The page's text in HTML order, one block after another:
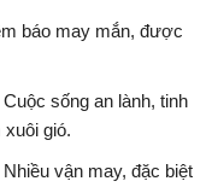
báo may mắn, được
sống an lành, tinh
xuôi gió.
vận may, đặc biệt